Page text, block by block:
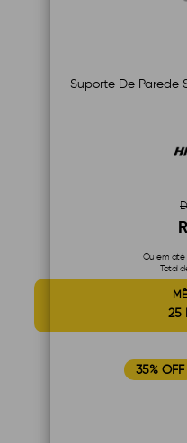
Suporte De Parede
Ou em até
Total
25
35% OFF